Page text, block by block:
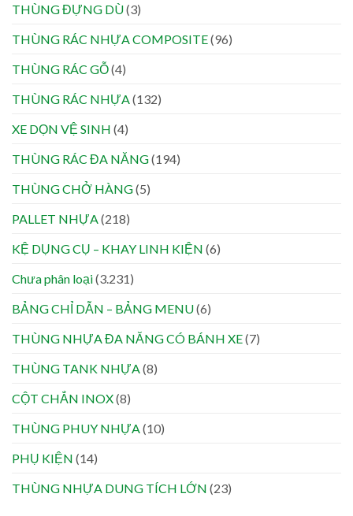
THÙNG ĐỰNG DÙ(3)
THÙNG RÁC NHỰA COMPOSITE(96)
THÙNG RÁC GỖ(4)
THÙNG RÁC NHỰA(132)
XE DỌN VỆ SINH (4)
THÙNG RÁC ĐA NĂNG(194)
THÙNG CHỞ HÀNG(5)
PALLET NHỰA(218)
KỆ DỤNG CỤ – KHAY LINH KIỆN (6)
Chưa phân loại(3.231)
BẢNG CHỈ DẪN – BẢNG MENU(6)
THÙNG NHỰA ĐA NĂNG CÓ BÁNH XE(7)
THÙNG TANK NHỰA(8)
CỘT CHẮN INOX(8)
THÙNG PHUY NHỰA(10)
PHỤ KIỆN (14)
THÙNG NHỰA DUNG TÍCH LỚN (23)